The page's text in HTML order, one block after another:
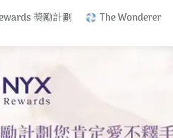
獎勵計劃 The Wonderer